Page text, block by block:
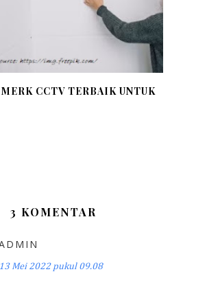
CCTV TERBAIK UNTUK
3 KOMENTAR
13 Mei 2022 pukul 09.08